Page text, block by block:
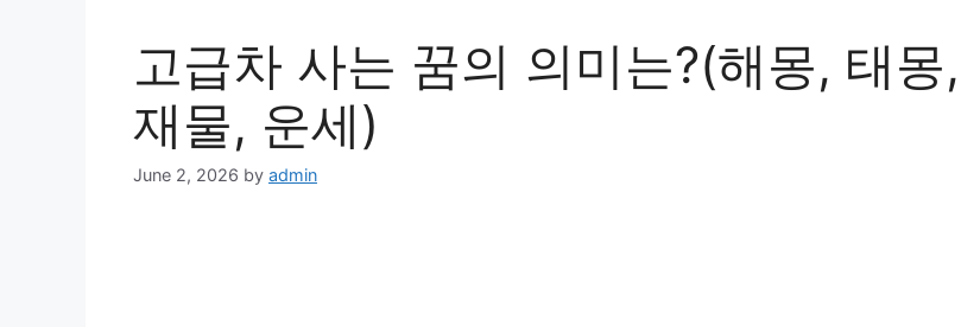
고급차 사는 꿈의 의미는?(해몽, 태몽,
재물, 운세)
June 2, 2026 by admin